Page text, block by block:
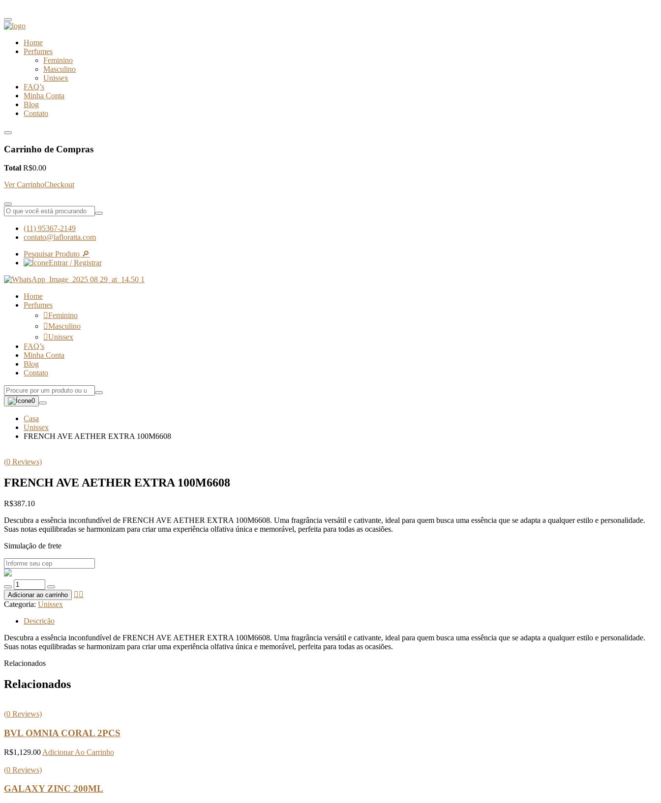
Home
Perfumes
Feminino
Masculino
Unissex
FAQ’s
Minha Conta
Blog
Contato
Carrinho de Compras
Total R$0.00
Ver CarrinhoCheckout
(11) 95367-2149
contato@lafloratta.com
Pesquisar Produto 🔎
Entrar / Registrar
Home
Perfumes
Feminino
Masculino
Unissex
FAQ’s
Minha Conta
Blog
Contato
0
Casa
Unissex
FRENCH AVE AETHER EXTRA 100M6608
(0 Reviews)
FRENCH AVE AETHER EXTRA 100M6608
R$387.10
Descubra a essência inconfundível de FRENCH AVE AETHER EXTRA 100M6608. Uma fragrância versátil e cativante, ideal para quem busca uma essência que se adapta a qualquer estilo e personalidade.
Suas notas equilibradas se harmonizam para criar uma experiência olfativa única e memorável, perfeita para todas as ocasiões.
Simulação de frete
Quantidade
de
FRENCH
AVE
AETHER
EXTRA
100M6608
Adicionar ao carrinho
Categoria: Unissex
Descrição
Descubra a essência inconfundível de FRENCH AVE AETHER EXTRA 100M6608. Uma fragrância versátil e cativante, ideal para quem busca uma essência que se adapta a qualquer estilo e personalidade.
Suas notas equilibradas se harmonizam para criar uma experiência olfativa única e memorável, perfeita para todas as ocasiões.
Relacionados
Relacionados
(0 Reviews)
BVL OMNIA CORAL 2PCS
R$1,129.00 Adicionar Ao Carrinho
(0 Reviews)
GALAXY ZINC 200ML